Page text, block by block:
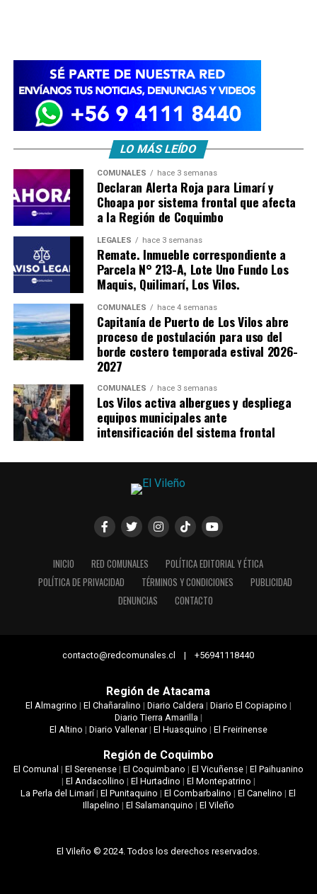
LO MÁS LEÍDO
COMUNALES hace 3 semanas
Declaran Alerta Roja para Limarí y
Choapa por sistema frontal que afecta
a la Región de Coquimbo
LEGALES hace 3 semanas
Remate. Inmueble correspondiente a
Parcela N° 213-A, Lote Uno Fundo Los
Maquis, Quilimarí, Los Vilos.
COMUNALES hace 4 semanas
Capitanía de Puerto de Los Vilos abre
proceso de postulación para uso del
borde costero temporada estival 2026-
2027
COMUNALES hace 3 semanas
Los Vilos activa albergues y despliega
equipos municipales ante
intensificación del sistema frontal
INICIO RED COMUNALES
POLÍTICA EDITORIAL Y ÉTICA
POLÍTICA DE PRIVACIDAD
TÉRMINOS Y CONDICIONES
PUBLICIDAD
DENUNCIAS
CONTACTO
contacto@redcomunales.cl | +56941118440
Región de Atacama
El Almagrino | El Chañaralino | Diario Caldera | Diario El Copiapino |
Diario Tierra Amarilla |
El Altino | Diario Vallenar| El Huasquino | El Freirinense
Región de Coquimbo
El Comunal | El Serenense| El Coquimbano | El Vicuñense| El Paihuanino
| El Andacollino | El Hurtadino | El Montepatrino |
La Perla del Limarí|El Punitaquino |El Combarbalino |El Canelino |El
Illapelino | El Salamanquino | El Vileño
El Vileño © 2024. Todos los derechos reservados.